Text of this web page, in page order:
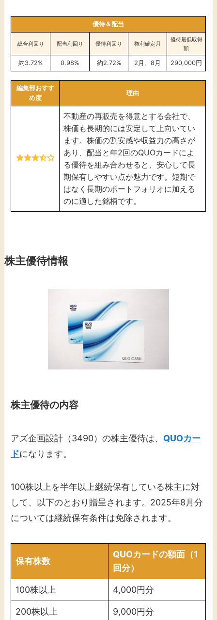
優待＆配当
総合利回り 配当利回り 優待利回り 権利確定月
優待最低取得
額
約3.72% 0.98% 約2.72% 2月、8月 290,000円
編集部おすす
め度
理由
不動産の再販売を得意とする会社で、
株価も長期的には安定して上向いてい
ます。株価の割安感や収益力の高さが
あり、配当と年2回のQUOカードによ
る優待を組み合わせると、安心して長
期保有しやすい点が魅力です。短期で
はなく長期のポートフォリオに加える
のに適した銘柄です。
株主優待情報
株主優待の内容
アズ企画設計（3490）の株主優待は、 QUOカー
ドになります。
100株以上を半年以上継続保有している株主に対
して、以下のとおり贈呈されます。2025年8月分
については継続保有条件は免除されます。
保有株数
QUOカードの額面（1
回分）
100株以上 4,000円分
200株以上 9,000円分